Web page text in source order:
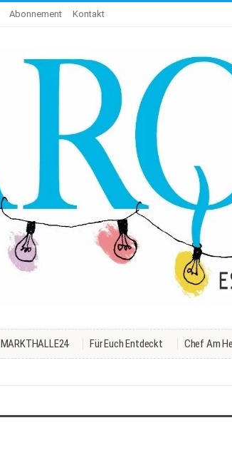
Abonnement Kontakt
MARKTHALLE24 Für Euch Entdeckt Chef Am